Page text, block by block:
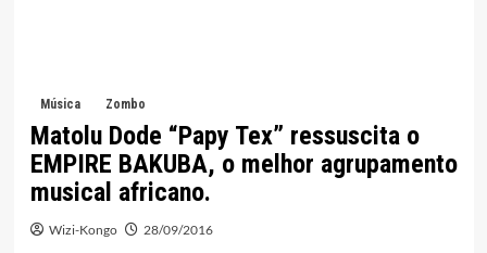
Música Zombo
Matolu Dode “Papy Tex” ressuscita o
EMPIRE BAKUBA, o melhor agrupamento
musical africano.
Wizi-Kongo 28/09/2016